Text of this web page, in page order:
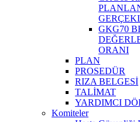
GKG70
ORANI
PLAN
PROSEDÜR
RIZA BELGESİ
TALİMAT
YARDIMCI
Komiteler